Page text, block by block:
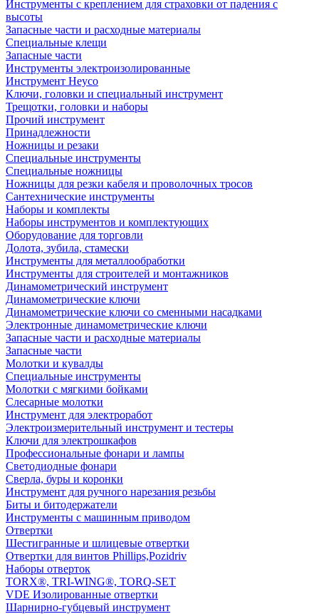
Инструменты с креплением для страховки от падения с
высоты
Запасные части и расходные материалы
Специальные клещи
Запасные части
Инструменты электроизолированные
Инструмент Heyco
Ключи, головки и специальный инструмент
Трещотки, головки и наборы
Прочий инструмент
Принадлежности
Ножницы и резаки
Специальные инструменты
Специальные ножницы
Ножницы для резки кабеля и проволочных тросов
Сантехнические инструменты
Наборы и комплекты
Наборы инструментов и комплектующих
Оборудование для торговли
Долота, зубила, стамески
Инструменты для металлообработки
Инструменты для строителей и монтажников
Динамометрический инструмент
Динамометрические ключи
Динамометрические ключи со сменными насадками
Электронные динамометрические ключи
Запасные части и расходные материалы
Запасные части
Молотки и кувалды
Специальные инструменты
Молотки с мягкими бойками
Слесарные молотки
Инструмент для электроработ
Электроизмерительный инструмент и тестеры
Ключи для электрошкафов
Профессиональные фонари и лампы
Светодиодные фонари
Сверла, буры и коронки
Инструмент для ручного нарезания резьбы
Биты и битодержатели
Инструменты с машинным приводом
Отвертки
Шестигранные и шлицевые отвертки
Отвертки для винтов Phillips,Pozidriv
Наборы отверток
TORX®, TRI-WING®, TORQ-SET
VDE Изолированные отвертки
Шарнирно-губцевый инструмент